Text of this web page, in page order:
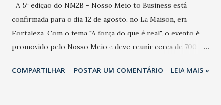
A 5ª edição do NM2B - Nosso Meio to Business está
confirmada para o dia 12 de agosto, no La Maison, em
Fortaleza. Com o tema "A força do que é real", o evento é
promovido pelo Nosso Meio e deve reunir cerca de 700
e lideranças do Mercado Nacional. Desde 2022, o NM2B
COMPARTILHAR POSTAR UM COMENTÁRIO LEIA MAIS »